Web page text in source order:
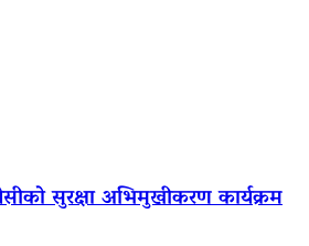
सुरक्षा अभिमुखीकरण कार्यक्रम